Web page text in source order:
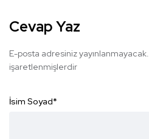
Cevap Yaz
E-posta adresiniz yayınlanmayacak.
işaretlenmişlerdir
İsim Soyad*